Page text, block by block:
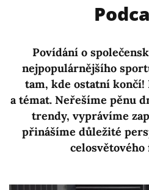
Povídání o
nejpopulárnějšího
tam, kde ostatní končí!
a témat. Neřešíme pěnu
trendy, vyprávíme
přinášíme důležité
celosvětového